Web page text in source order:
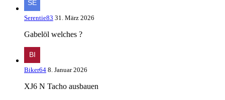
Serentie83 31. März 2026
Gabelöl welches ?
Biker64 8. Januar 2026
XJ6 N Tacho ausbauen